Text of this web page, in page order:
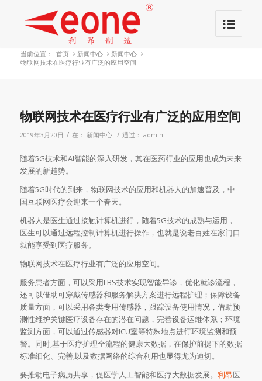
当前位置： 首页 > 新闻中心 > 新闻中心 >
物联网技术在医疗行业有广泛的应用空间
物联网技术在医疗行业有广泛的应用空间
2019年3月20日 / 在： 新闻中心 / 通过： admin
随着5G技术和AI智能的深入研发，其在医药行业的应用也成为未来
发展的新趋势。
随着5G时代的到来，物联网技术的应用和机器人的加速普及，中
国互联网医疗会迎来一个春天。
机器人是医生通过接触计算机进行，随着5G技术的成熟与运用，
医生可以通过远程控制计算机进行操作，也就是说老百姓在家门口
就能享受到医疗服务。
物联网技术在医疗行业有广泛的应用空间。
服务患者方面，可以采用LBS技术实现智能导诊，优化就诊流程，
还可以借助可穿戴传感器和服务解决方案进行远程护理；保障设备
质量方面，可以采用各类专用传感器，跟踪设备使用情况，借助预
测性维护关键医疗设备存在的潜在问题，完善设备运维体系；环境
监测方面，可以通过传感器对ICU室等特殊地点进行环境监测和预
警。同时,基于医疗护理全流程的健康大数据，在保护前提下的数据
标准细化、完善,以及数据网络的综合利用也显得尤为迫切。
要推动电子病历共享，促医学人工智能和医疗大数据发展。 利昂医